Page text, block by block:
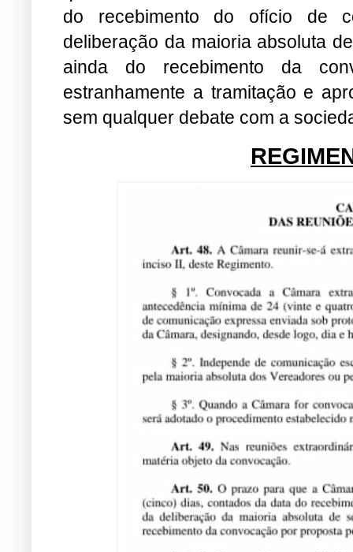
do recebimento do ofício de
deliberação da maioria absoluta
ainda do recebimento da
estranhamente a tramitação e
sem qualquer debate com a